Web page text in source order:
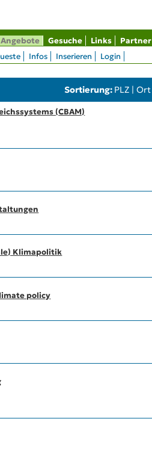
Angebote
Infos Inserieren Login
Gesuche Links Partner
Sortierung: PLZ |Ort
(CBAM)
Klimapolitik
policy